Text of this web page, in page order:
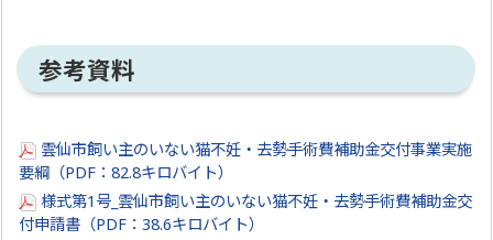
参考資料
雲仙市飼い主のいない猫不妊・去勢手術費補助金交付事業実施
要綱（PDF：82.8キロバイト）
様式第1号_雲仙市飼い主のいない猫不妊・去勢手術費補助金交
付申請書（PDF：38.6キロバイト）